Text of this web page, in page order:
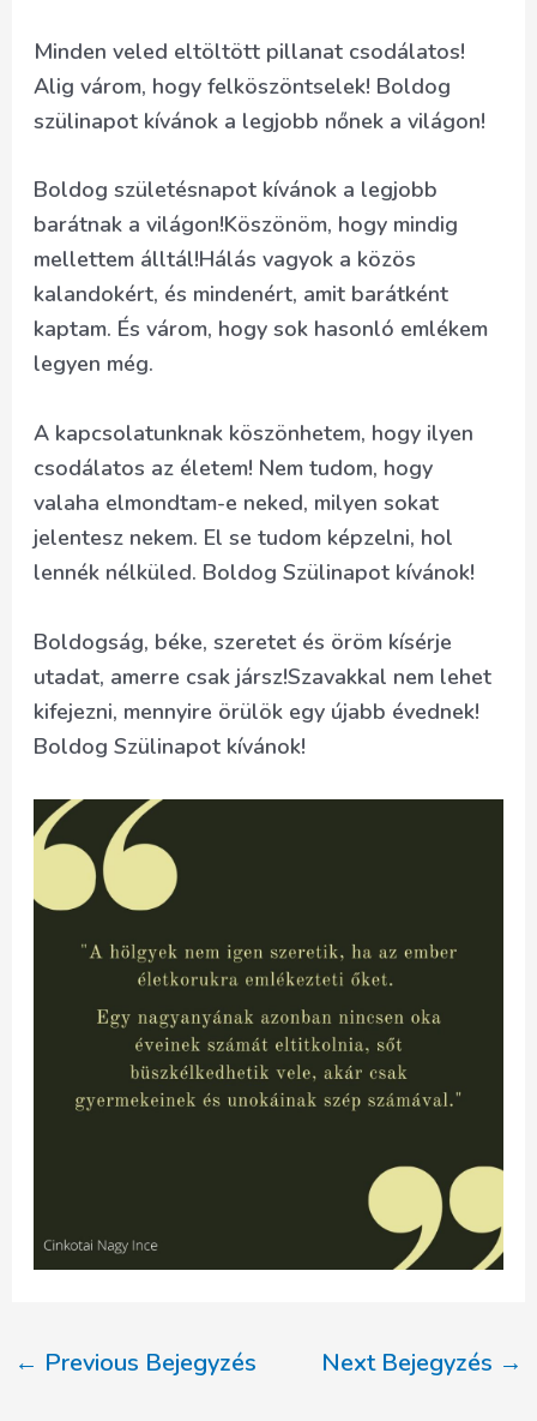
Minden veled eltöltött pillanat csodálatos!
Alig várom, hogy felköszöntselek! Boldog
szülinapot kívánok a legjobb nőnek a világon!
Boldog születésnapot kívánok a legjobb
barátnak a világon!Köszönöm, hogy mindig
mellettem álltál!Hálás vagyok a közös
kalandokért, és mindenért, amit barátként
kaptam. És várom, hogy sok hasonló emlékem
legyen még.
A kapcsolatunknak köszönhetem, hogy ilyen
csodálatos az életem! Nem tudom, hogy
valaha elmondtam-e neked, milyen sokat
jelentesz nekem. El se tudom képzelni, hol
lennék nélküled. Boldog Szülinapot kívánok!
Boldogság, béke, szeretet és öröm kísérje
utadat, amerre csak jársz!Szavakkal nem lehet
kifejezni, mennyire örülök egy újabb évednek!
Boldog Szülinapot kívánok!
Post
← Previous Bejegyzés Next Bejegyzés →